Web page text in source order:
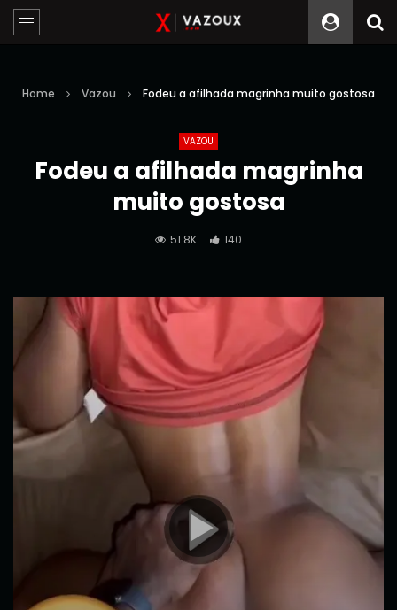
Home Vazou Fodeu a afilhada magrinha muito gostosa
VAZOU
Fodeu a afilhada magrinha
muito gostosa
51.8K 140
Reprodutor
vídeo